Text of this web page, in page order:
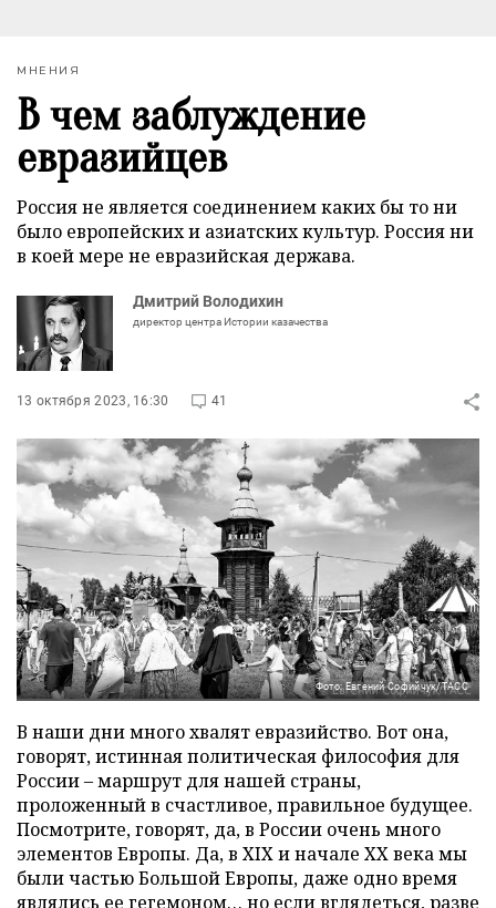
МНЕНИЯ
В чем заблуждение
евразийцев
Россия не является соединением каких бы то ни
было европейских и азиатских культур. Россия ни
в коей мере не евразийская держава.
Дмитрий Володихин
директор центра Истории казачества
13 октября 2023, 16:30 41
Фото: Евгений Софийчук/ТАСС
В наши дни много хвалят евразийство. Вот она,
говорят, истинная политическая философия для
России – маршрут для нашей страны,
проложенный в счастливое, правильное будущее.
Посмотрите, говорят, да, в России очень много
элементов Европы. Да, в XIX и начале XX века мы
были частью Большой Европы, даже одно время
являлись ее гегемоном… но если вглядеться, разве